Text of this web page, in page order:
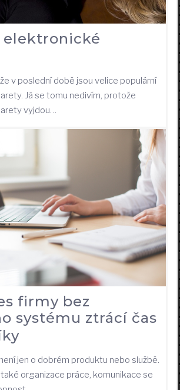
elektronické
v poslední době jsou velice populární
Já se tomu nedivím, protože
vyjdou…
firmy bez
systému ztrácí čas
jen o dobrém produktu nebo službě.
organizace práce, komunikace se